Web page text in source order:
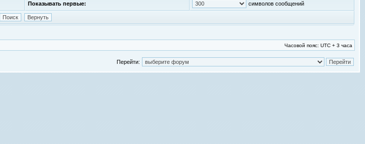
Показывать первые: символов сообщений
Часовой пояс: UTC + 3 часа
Перейти: